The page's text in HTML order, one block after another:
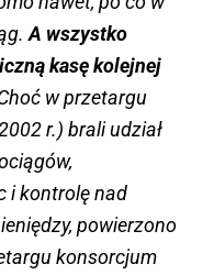
A wszystko
kasę kolejnej
w przetargu
r.) brali udział
i kontrolę nad
powierzono
konsorcjum